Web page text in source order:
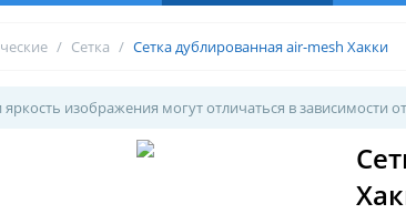
/ Сетка / Сетка дублированная air-mesh Хакки
изображения могут отличаться в зависимости